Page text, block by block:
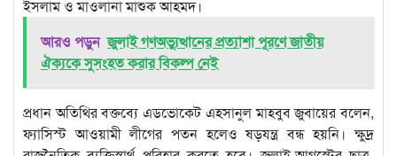
ইসলাম ও মাওলানা মাশুক আহমদ।
আরও পড়ুন জুলাই গণঅভ্যুত্থানের প্রত্যাশা পূরণে জাতীয়
ঐক্যকে সুসংহত করার বিকল্প নেই
প্রধান অতিথির বক্তব্যে এডভোকেট এহসানুল মাহবুব জুবায়ের বলেন,
ফ্যাসিস্ট আওয়ামী লীগের পতন হলেও ষড়যন্ত্র বন্ধ হয়নি। ক্ষুদ্র